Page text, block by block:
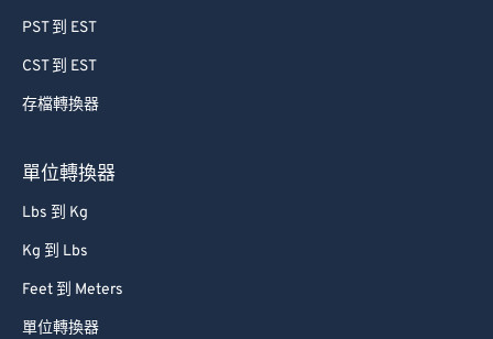
PST 到 EST
CST 到 EST
存檔轉換器
單位轉換器
Lbs 到 Kg
Kg 到 Lbs
Feet 到 Meters
單位轉換器